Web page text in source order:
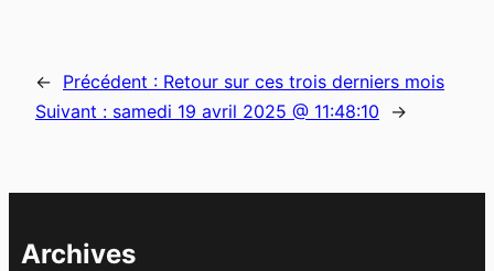
← Précédent : Retour sur ces trois derniers mois
Suivant : samedi 19 avril 2025 @ 11:48:10 →
Archives